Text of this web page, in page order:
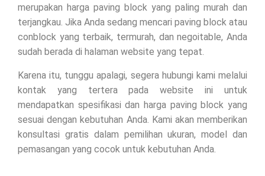
merupakan harga paving block yang paling murah dan
terjangkau. Jika Anda sedang mencari paving block atau
conblock yang terbaik, termurah, dan negoitable, Anda
sudah berada di halaman website yang tepat.
Karena itu, tunggu apalagi, segera hubungi kami melalui
kontak yang tertera pada website ini untuk
mendapatkan spesifikasi dan harga paving block yang
sesuai dengan kebutuhan Anda. Kami akan memberikan
konsultasi gratis dalam pemilihan ukuran, model dan
pemasangan yang cocok untuk kebutuhan Anda.